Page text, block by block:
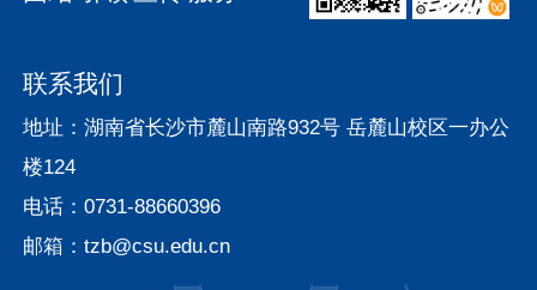
联系我们
地址：湖南省长沙市麓山南路932号 岳麓山校区一办公
楼124
电话：0731-88660396
邮箱：tzb@csu.edu.cn